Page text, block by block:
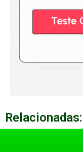
Relacionadas: